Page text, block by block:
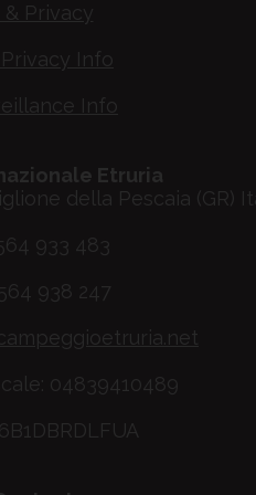
Privacy
Info
Info
Etruria
della Pescaia (GR)
933 483
938 247
04839410489